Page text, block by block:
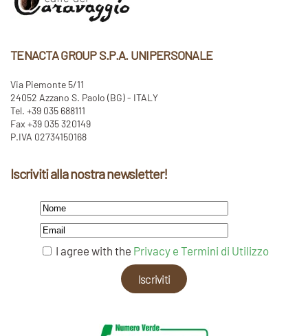
TENACTA GROUP S.P.A. UNIPERSONALE
Via Piemonte 5/11
24052 Azzano S. Paolo (BG) - ITALY
Tel. +39 035 688111
Fax +39 035 320149
P.IVA 02734150168
Iscriviti alla nostra newsletter!
I agree with the Privacy e Termini di Utilizzo